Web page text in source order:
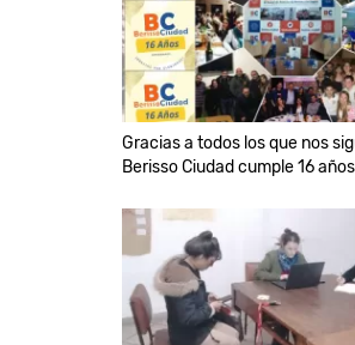
Gracias a todos los que nos
Berisso Ciudad cumple 16 años